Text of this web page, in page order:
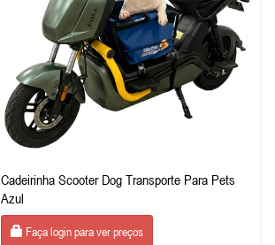
Cadeirinha Scooter Dog Transporte Para Pets
Azul
Faça login para ver preços